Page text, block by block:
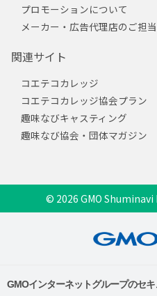
プロモーションについて
メーカー・広告代理店のご担
関連サイト
コエテコカレッジ
コエテコカレッジ協会プラン
趣味なびキャスティング
趣味なび協会・団体マガジン
© 2026 GMO